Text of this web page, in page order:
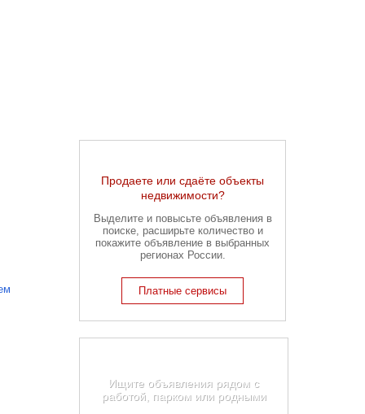
Продаете или сдаёте объекты
недвижимости?
Выделите и повысьте объявления в
поиске, расширьте количество и
покажите объявление в выбранных
регионах России.
Платные сервисы
Ищите объявления рядом с
работой, парком или родными